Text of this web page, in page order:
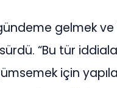
gelmek ve
“Bu tür
için